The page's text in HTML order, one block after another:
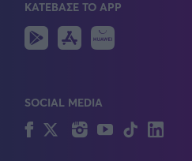
ΚΑΤΕΒΑΣΕ ΤΟ APP
Android
IOS
SOCIAL MEDIA
FacebookTwitterInstagram
YouTubeTikTok